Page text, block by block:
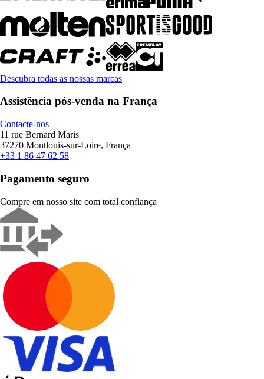
Descubra todas as nossas marcas
Assistência pós-venda na França
Contacte-nos
11 rue Bernard Maris
37270 Montlouis-sur-Loire, França
+33 1 86 47 62 58
Pagamento seguro
Compre em nosso site com total confiança